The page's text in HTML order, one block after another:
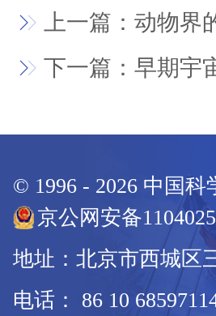
上一篇：动物界
下一篇：早期宇
© 1996 - 2026 中国科
京公网安备
地址：北京市西城区
电话： 86 10